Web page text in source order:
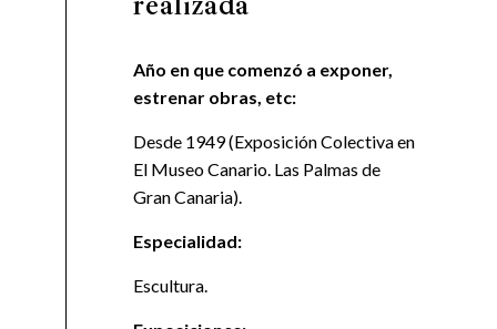
Año en que comenzó a exponer,
estrenar obras, etc:
Desde 1949 (Exposición Colectiva en
El Museo Canario. Las Palmas de
Gran Canaria).
Especialidad:
Escultura.